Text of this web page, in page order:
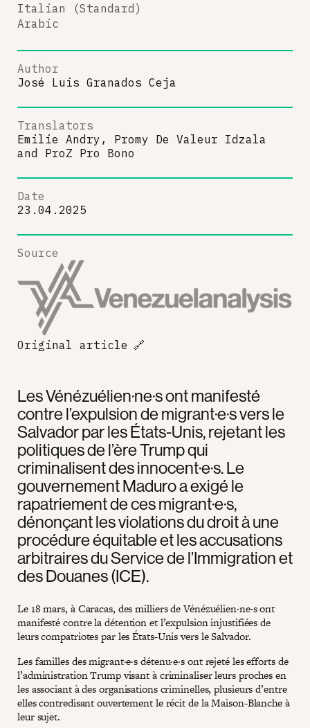
Les Vénézuélien·ne·s ont manifesté
contre l’expulsion de migrant·e·s vers le
Salvador par les États-Unis, rejetant les
politiques de l’ère Trump qui
criminalisent des innocent·e·s. Le
gouvernement Maduro a exigé le
rapatriement de ces migrant·e·s,
dénonçant les violations du droit à une
procédure équitable et les accusations
arbitraires du Service de l’Immigration et
des Douanes (ICE).
Le 18 mars, à Caracas, des milliers de Vénézuélien·ne·s ont
manifesté contre la détention et l’expulsion injustifiées de
leurs compatriotes par les États-Unis vers le Salvador.
Les familles des migrant·e·s détenu·e·s ont rejeté les efforts de
l’administration Trump visant à criminaliser leurs proches en
les associant à des organisations criminelles, plusieurs d’entre
elles contredisant ouvertement le récit de la Maison-Blanche à
leur sujet.
Italian (Standard)
Arabic
Author
José Luis Granados Ceja
Translators
Emilie Andry, Promy De Valeur Idzala
and ProZ Pro Bono
Date
23.04.2025
Source
Original article 🔗